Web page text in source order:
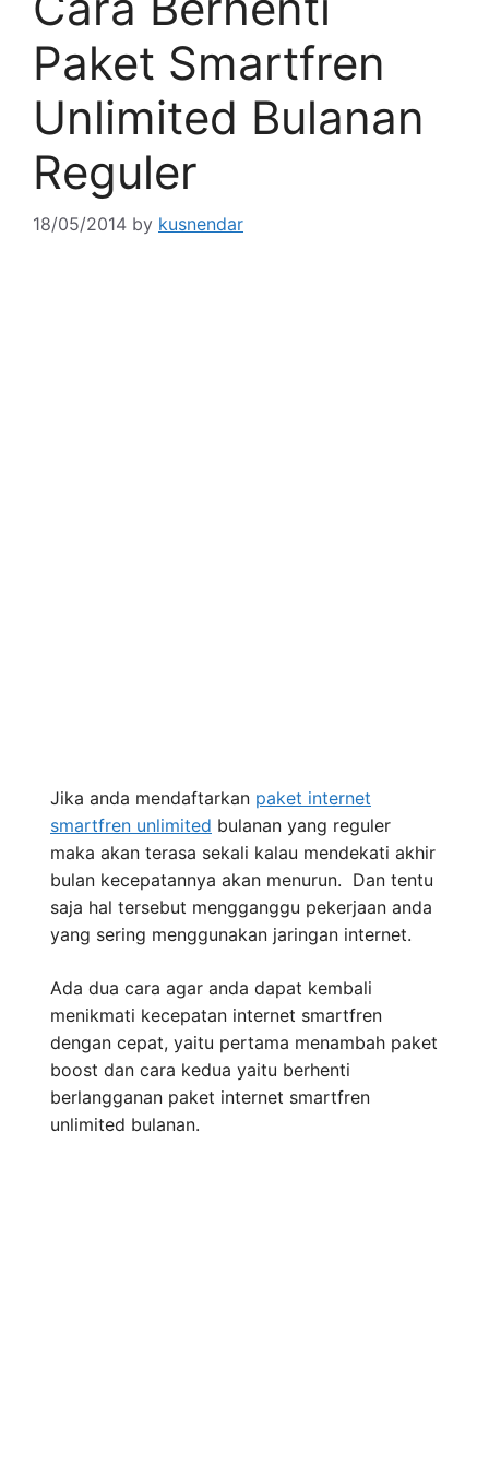
Paket Smartfren
Unlimited Bulanan
Reguler
18/05/2014 by kusnendar
Jika anda mendaftarkan paket internet
smartfren unlimited bulanan yang reguler
maka akan terasa sekali kalau mendekati akhir
bulan kecepatannya akan menurun. Dan tentu
saja hal tersebut mengganggu pekerjaan anda
yang sering menggunakan jaringan internet.
Ada dua cara agar anda dapat kembali
menikmati kecepatan internet smartfren
dengan cepat, yaitu pertama menambah paket
boost dan cara kedua yaitu berhenti
berlangganan paket internet smartfren
unlimited bulanan.